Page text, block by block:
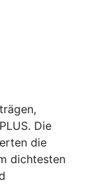
Die
die
dichtesten